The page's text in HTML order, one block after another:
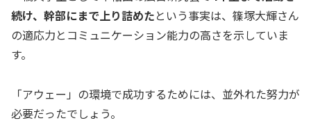
続け、幹部にまで上り詰めたという事実は、篠塚大輝さん
の適応力とコミュニケーション能力の高さを示していま
す。
「アウェー」の環境で成功するためには、並外れた努力が
必要だったでしょう。